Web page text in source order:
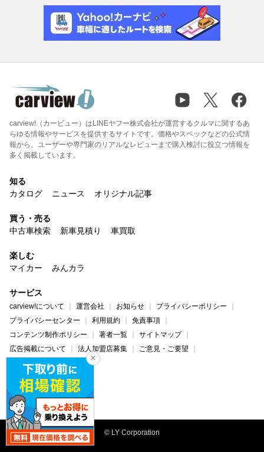
carview!（カービュー）はLINEヤフー株式会社が運営するクルマに関するあ
らゆる情報やサービスを提供するサイトです。価格やスペックなどの公式情
報から、ユーザーや専門家のリアルなレビューまで購入検討に役立つ情報を
多く掲載しています。
知る
カタログ
ニュース オリジナル記事
買う・売る
中古車検索
新車見積り 車買取
楽しむ
マイカー
みんカラ
サービス
carview!について 運営会社 お知らせ
プライバシーポリシー
プライバシーセンター
利用規約
免責事項
コンテンツ制作ポリシー
著者一覧
サイトマップ
広告掲載について
法人加盟店募集
ご意見・ご要望
ヘルプ・お問い合わせ
carview! Yahoo! JAPAN
© LY Corporation